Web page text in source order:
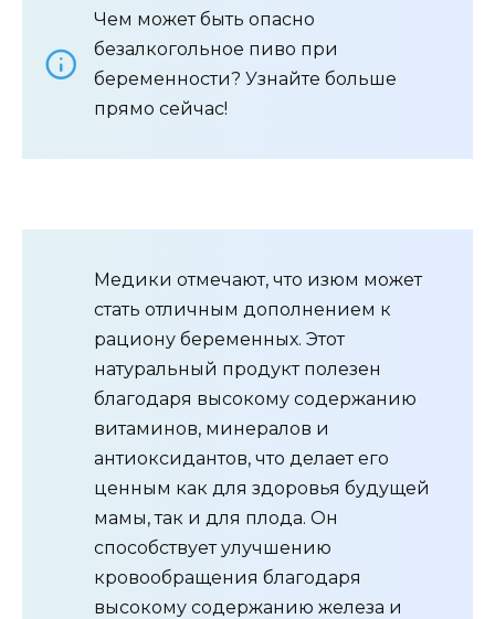
Чем может быть опасно
безалкогольное пиво при
беременности? Узнайте больше
прямо сейчас!
Медики отмечают, что изюм может
стать отличным дополнением к
рациону беременных. Этот
натуральный продукт полезен
благодаря высокому содержанию
витаминов, минералов и
антиоксидантов, что делает его
ценным как для здоровья будущей
мамы, так и для плода. Он
способствует улучшению
кровообращения благодаря
высокому содержанию железа и